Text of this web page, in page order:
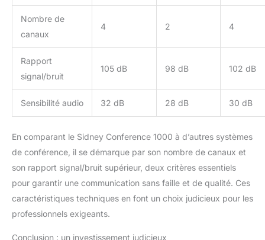
Nombre de
canaux
4 2 4
Rapport
signal/bruit
105 dB 98 dB 102 dB
Sensibilité audio 32 dB 28 dB 30 dB
En comparant le Sidney Conference 1000 à d’autres systèmes
de conférence, il se démarque par son nombre de canaux et
son rapport signal/bruit supérieur, deux critères essentiels
pour garantir une communication sans faille et de qualité. Ces
caractéristiques techniques en font un choix judicieux pour les
professionnels exigeants.
Conclusion : un investissement judicieux